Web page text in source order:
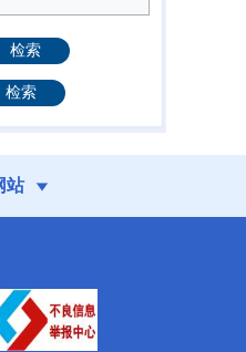
2025年第2期
（总第222期）
站